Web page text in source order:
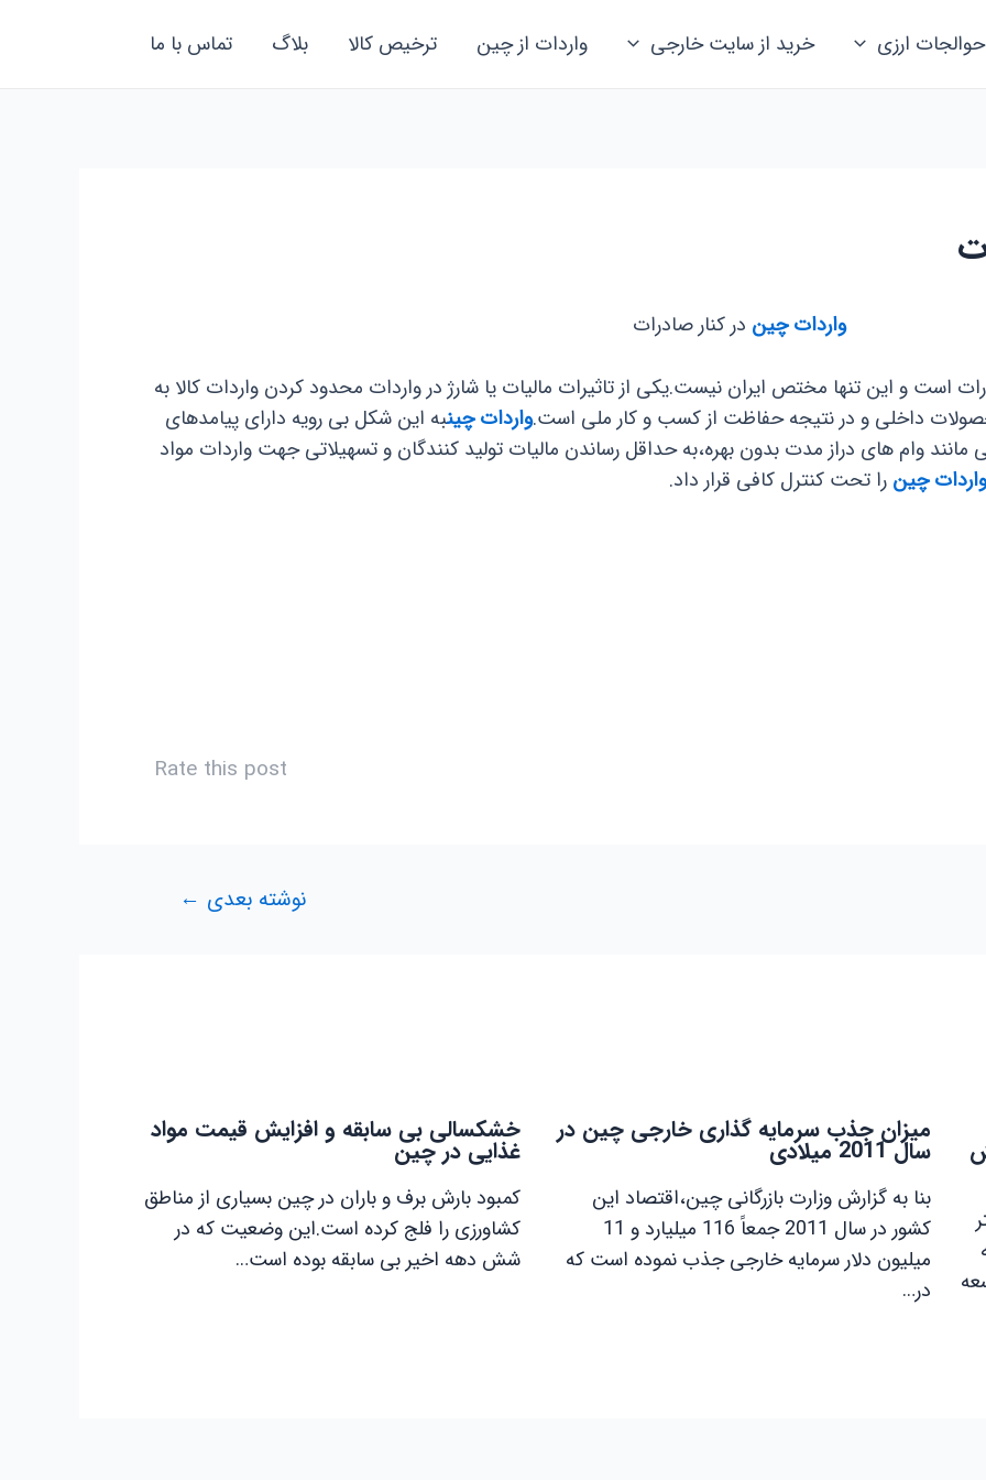
حوالجات ارزی خرید از سایت خارجی واردات از چین ترخیص کالا بلاگ تماس با ما
واردات چین در کنار صادرات
است و این تنها مختص ایران نیست.یکی از تاثیرات مالیات یا شارژ در واردات محدود کردن واردات کالا به
داخلی و در نتیجه حفاظت از کسب و کار ملی است.واردات چینبه این شکل بی رویه دارای پیامدهای
وام های دراز مدت بدون بهره،به حداقل رساندن مالیات تولید کنندگان و تسهیلاتی جهت واردات مواد
واردات چین را تحت کنترل کافی قرار داد.
Rate this post
نوشته بعدی ←
میزان جذب سرمایه گذاری خارجی چین در
سال 2011 میلادی
بنا به گزارش وزارت بازرگانی چین،اقتصاد این
کشور در سال 2011 جمعاً 116 میلیارد و 11
میلیون دلار سرمایه خارجی جذب نموده است که
در…
خشکسالی بی سابقه و افزایش قیمت مواد
غذایی در چین
کمبود بارش برف و باران در چین بسیاری از مناطق
کشاورزی را فلج کرده است.این وضعیت که در
شش دهه اخیر بی سابقه بوده است…